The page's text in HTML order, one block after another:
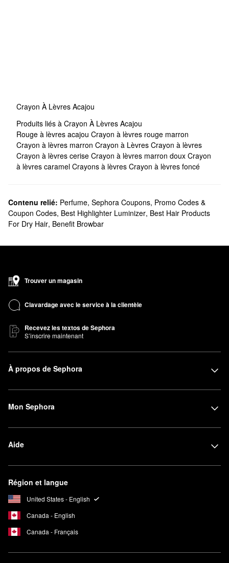
Crayon À Lèvres Acajou
Produits liés à Crayon À Lèvres Acajou
Rouge à lèvres acajou Crayon à lèvres rouge marron
Crayon à lèvres marron Crayon à Lèvres Crayon à lèvres
Crayon à lèvres cerise Crayon à lèvres marron doux Crayon
à lèvres caramel Crayons à lèvres Crayon à lèvres foncé
Contenu relié: Perfume, Sephora Coupons, Promo Codes &
Coupon Codes, Best Highlighter Luminizer, Best Hair Products
For Dry Hair, Benefit Browbar
Trouver un magasin
Clavardage avec le service à la clientèle
Recevez les textos de Sephora
S’inscrire maintenant
À propos de Sephora
Mon Sephora
Aide
Région et langue
United States - English
Canada - English
Canada - Français